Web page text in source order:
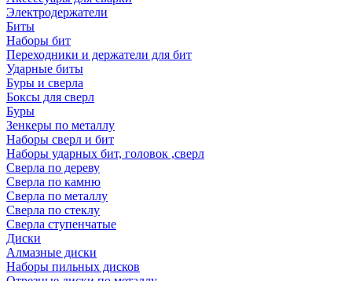
Электродержатели
Биты
Наборы бит
Переходники и держатели для бит
Ударные биты
Буры и сверла
Боксы для сверл
Буры
Зенкеры по металлу
Наборы сверл и бит
Наборы ударных бит, головок ,сверл
Сверла по дереву
Сверла по камню
Сверла по металлу
Сверла по стеклу
Сверла ступенчатые
Диски
Алмазные диски
Наборы пильных дисков